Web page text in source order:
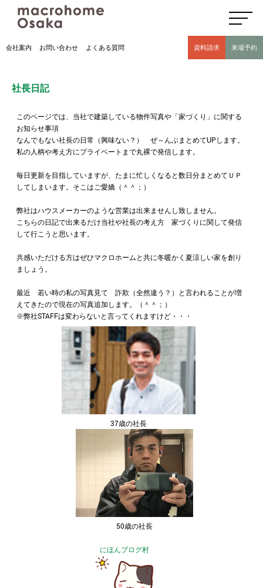
高気密高断熱住宅のマクロホーム大阪の社長日記(豊中市 モデルハウス有)
会社案内 お問い合わせ よくある質問 資料請求 来場予約
社長日記
このページでは、当社で建築している物件写真や「家づくり」に関する
お知らせ事項
なんでもない社長の日常（興味ない？） ぜ～んぶまとめてUPします。
私の人柄や考え方にプライベートまで丸裸で発信します。
毎日更新を目指していますが、たまに忙しくなると数日分まとめてＵＰ
してしまいます。そこはご愛嬌（＾＾；）
弊社はハウスメーカーのような営業は出来ませんし致しません。
こちらの日記で出来るだけ当社や社長の考え方 家づくりに関して発信
して行こうと思います。
共感いただける方はぜひマクロホームと共に冬暖かく夏涼しい家を創り
ましょう。
最近 若い時の私の写真見て 詐欺（全然違う？）と言われることが増
えてきたので現在の写真追加します。（＾＾；）
※弊社STAFFは変わらないと言ってくれますけど・・・
37歳の社長
50歳の社長
にほんブログ村